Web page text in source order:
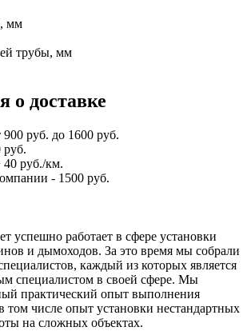
мм
трубы, мм
доставке
руб. до 1600 руб.
руб./км.
- 1500 руб.
успешно работает в сфере установки
и дымоходов. За это время мы собрали
каждый из которых является
специалистом в своей сфере. Мы
практический опыт выполнения
том числе опыт установки нестандартных
на сложных объектах.